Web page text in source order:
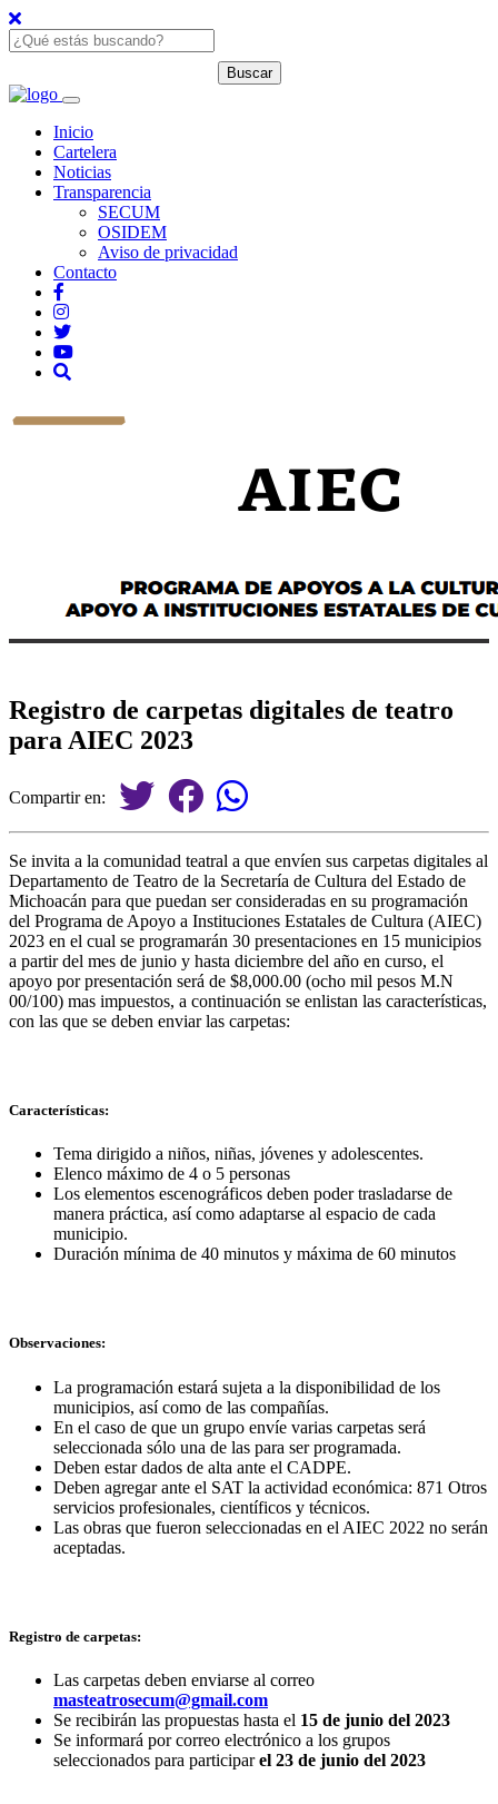
Inicio
Cartelera
Noticias
Transparencia
SECUM
OSIDEM
Aviso de privacidad
Contacto
Registro de carpetas digitales de teatro
para AIEC 2023
Compartir en:
Se invita a la comunidad teatral a que envíen sus carpetas digitales al
Departamento de Teatro de la Secretaría de Cultura del Estado de
Michoacán para que puedan ser consideradas en su programación
del Programa de Apoyo a Instituciones Estatales de Cultura (AIEC)
2023 en el cual se programarán 30 presentaciones en 15 municipios
a partir del mes de junio y hasta diciembre del año en curso, el
apoyo por presentación será de $8,000.00 (ocho mil pesos M.N
00/100) mas impuestos, a continuación se enlistan las características,
con las que se deben enviar las carpetas:
Características:
Tema dirigido a niños, niñas, jóvenes y adolescentes.
Elenco máximo de 4 o 5 personas
Los elementos escenográficos deben poder trasladarse de
manera práctica, así como adaptarse al espacio de cada
municipio.
Duración mínima de 40 minutos y máxima de 60 minutos
Observaciones:
La programación estará sujeta a la disponibilidad de los
municipios, así como de las compañías.
En el caso de que un grupo envíe varias carpetas será
seleccionada sólo una de las para ser programada.
Deben estar dados de alta ante el CADPE.
Deben agregar ante el SAT la actividad económica: 871 Otros
servicios profesionales, científicos y técnicos.
Las obras que fueron seleccionadas en el AIEC 2022 no serán
aceptadas.
Registro de carpetas:
Las carpetas deben enviarse al correo
masteatrosecum@gmail.com
Se recibirán las propuestas hasta el 15 de junio del 2023
Se informará por correo electrónico a los grupos
seleccionados para participarel 23 de junio del 2023